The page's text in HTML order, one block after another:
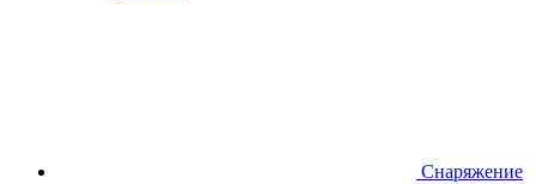
Снаряжение